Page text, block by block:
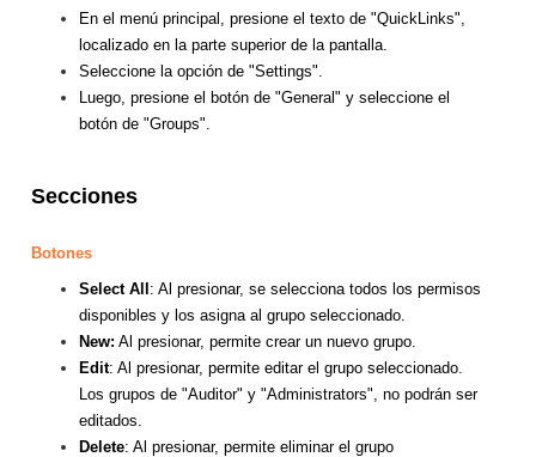
En el menú principal, presione el texto de "QuickLinks",
localizado en la parte superior de la pantalla.
Seleccione la opción de "Settings".
Luego, presione el botón de "General" y seleccione el
botón de "Groups".
Secciones
Botones
Select All: Al presionar, se selecciona todos los permisos
disponibles y los asigna al grupo seleccionado.
New: Al presionar, permite crear un nuevo grupo.
Edit: Al presionar, permite editar el grupo seleccionado.
Los grupos de "Auditor" y "Administrators", no podrán ser
editados.
Delete: Al presionar, permite eliminar el grupo